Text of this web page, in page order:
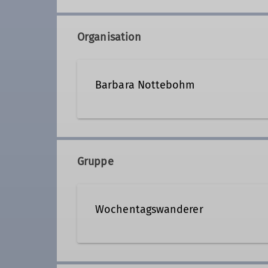
Organisation
Barbara Nottebohm
Tourenleiter*in Wochentagswanderer
Gruppe
Wochentagswanderer